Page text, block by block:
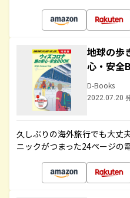
地球の歩
心・安全
D-Books
2022.07.20
久しぶりの海外旅行でも大丈
ニックがつまった24ページの